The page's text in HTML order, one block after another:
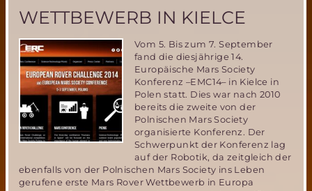
WETTBEWERB IN KIELCE
Vom 5. Bis zum 7. September
fand die diesjährige 14.
Europäische Mars Society
Konferenz –EMC14– in Kielce in
Polen statt. Dies war nach 2010
bereits die zweite von der
Polnischen Mars Society
organisierte Konferenz. Der
Schwerpunkt der Konferenz lag
auf der Robotik, da zeitgleich der
ebenfalls von der Polnischen Mars Society ins Leben
gerufene erste Mars Rover Wettbewerb in Europa